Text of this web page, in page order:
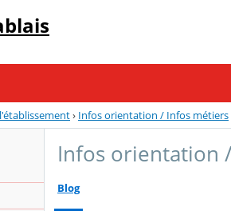
› Infos orientation / Infos métiers
Infos orientation
Blog